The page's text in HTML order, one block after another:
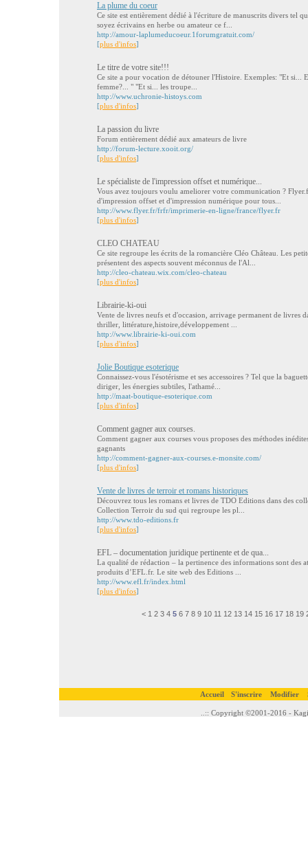
La plume du coeur
Ce site est entièrement dédié à l'écriture de manuscrits divers tel
soyez écrivains en herbe ou amateur ce f...
http://amour-laplumeducoeur.1forumgratuit.com/
[plus d'infos]
Le titre de votre site!!!
Ce site a pour vocation de détouner l'Histoire. Exemples: "Et si...
femme?... " "Et si... les troupe...
http://www.uchronie-histoys.com
[plus d'infos]
La passion du livre
Forum entièrement dédié aux amateurs de livre
http://forum-lecture.xooit.org/
[plus d'infos]
Le spécialiste de l'impression offset et numérique...
Vous avez toujours voulu ameliorer votre communication ?
d'impression offset et d'impression numérique pour tous...
http://www.flyer.fr/frfr/imprimerie-en-ligne/france/flyer.fr
[plus d'infos]
CLEO CHATEAU
Ce site regroupe les écrits de la romancière Cléo Château. Les
présentent des aspects souvent méconnus de l'Al...
http://cleo-chateau.wix.com/cleo-chateau
[plus d'infos]
Librairie-ki-oui
Vente de livres neufs et d'occasion, arrivage permanent de livres
thriller, littérature,histoire,développement ...
http://www.librairie-ki-oui.com
[plus d'infos]
Jolie Boutique esoterique
Connaissez-vous l'ésotérisme et ses accessoires ? Tel que la
diriger, les énergies subtiles, l'athamé...
http://maat-boutique-esoterique.com
[plus d'infos]
Comment gagner aux courses.
Comment gagner aux courses vous proposes des méthodes
gagnants
http://comment-gagner-aux-courses.e-monsite.com/
[plus d'infos]
Vente de livres de terroir et romans historiques
Découvrez tous les romans et livres de TDO Editions dans des
Collection Terroir du sud qui regroupe les pl...
http://www.tdo-editions.fr
[plus d'infos]
EFL – documentation juridique pertinente et de qua...
La qualité de rédaction – la pertinence des informations sont des
produits d’EFL.fr. Le site web des Editions ...
http://www.efl.fr/index.html
[plus d'infos]
< 1 2 3 4 5 6 7 8 9 10 11 12 13 14 15 16 17 18 19
Accueil S'inscrire Modifier
..:: Copyright ©2001-2016 -